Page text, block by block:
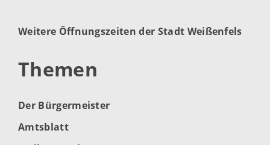
Weitere Öffnungszeiten der Stadt Weißenfels
Themen
Der Bürgermeister
Amtsblatt